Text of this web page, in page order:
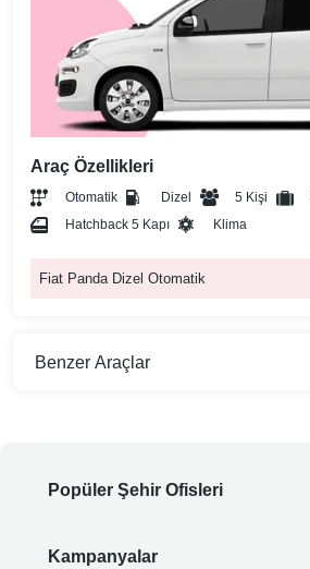
Araç Özellikleri
Otomatik Dizel 5 Kişi
Hatchback 5 Kapı
Klima
Fiat Panda Dizel Otomatik
Benzer Araçlar
Popüler Şehir Ofisleri
Kampanyalar